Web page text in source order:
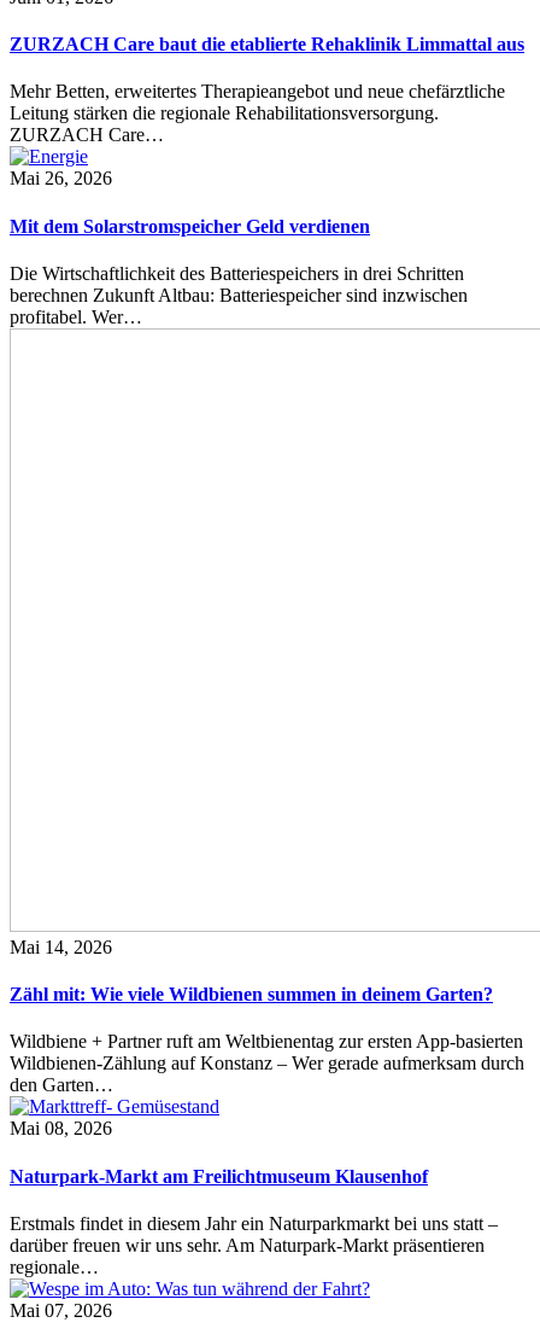
ZURZACH Care baut die etablierte Rehaklinik Limmattal aus
Mehr Betten, erweitertes Therapieangebot und neue chefärztliche
Leitung stärken die regionale Rehabilitationsversorgung.
ZURZACH Care…
Mai 26, 2026
Mit dem Solarstromspeicher Geld verdienen
Die Wirtschaftlichkeit des Batteriespeichers in drei Schritten
berechnen Zukunft Altbau: Batteriespeicher sind inzwischen
profitabel. Wer…
Mai 14, 2026
Zähl mit: Wie viele Wildbienen summen in deinem Garten?
Wildbiene + Partner ruft am Weltbienentag zur ersten App-basierten
Wildbienen-Zählung auf Konstanz – Wer gerade aufmerksam durch
den Garten…
Mai 08, 2026
Naturpark-Markt am Freilichtmuseum Klausenhof
Erstmals findet in diesem Jahr ein Naturparkmarkt bei uns statt –
darüber freuen wir uns sehr. Am Naturpark-Markt präsentieren
regionale…
Mai 07, 2026